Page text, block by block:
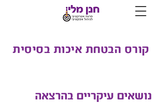
קורס הבטחת איכות בסיסית
נושאים עיקריים בהרצאה